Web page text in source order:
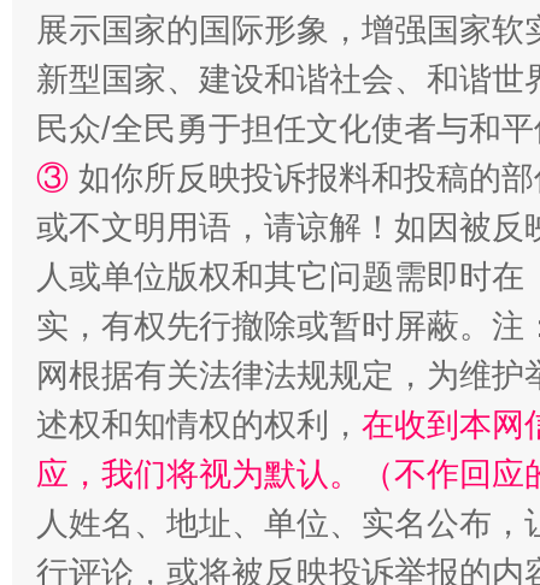
扯下公款旅游的“隐身衣” 如何以
“蜀中异人”王建安的艺术幻境
展示国家的国际形象，增强国家
新型国家、建设和谐社会、和谐
民众/全民勇于担任文化使者与和
③ 如你所反映投诉报料和投稿的
或不文明用语，请谅解！如因被
人或单位版权和其它问题需即时在
实，有权先行撤除或暂时屏蔽。
网根据有关法律法规规定，为维
述权和知情权的权利， 在收到本网
应，我们将视为默认。（不作回应
人姓名、地址、单位、实名公布
行评论，或将被反映投诉举报的